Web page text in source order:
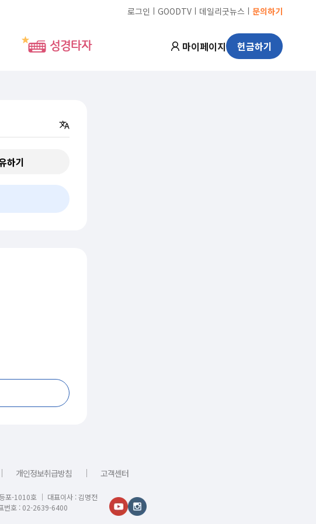
로그인 ㅣ GOODTV ㅣ 데일리굿뉴스 ㅣ 문의하기
성경타자 마이페이지 헌금하기
하기
｜ 개인정보취급방침 ｜ 고객센터
포-1010호 │ 대표이사 : 김명전
번호 : 02-2639-6400